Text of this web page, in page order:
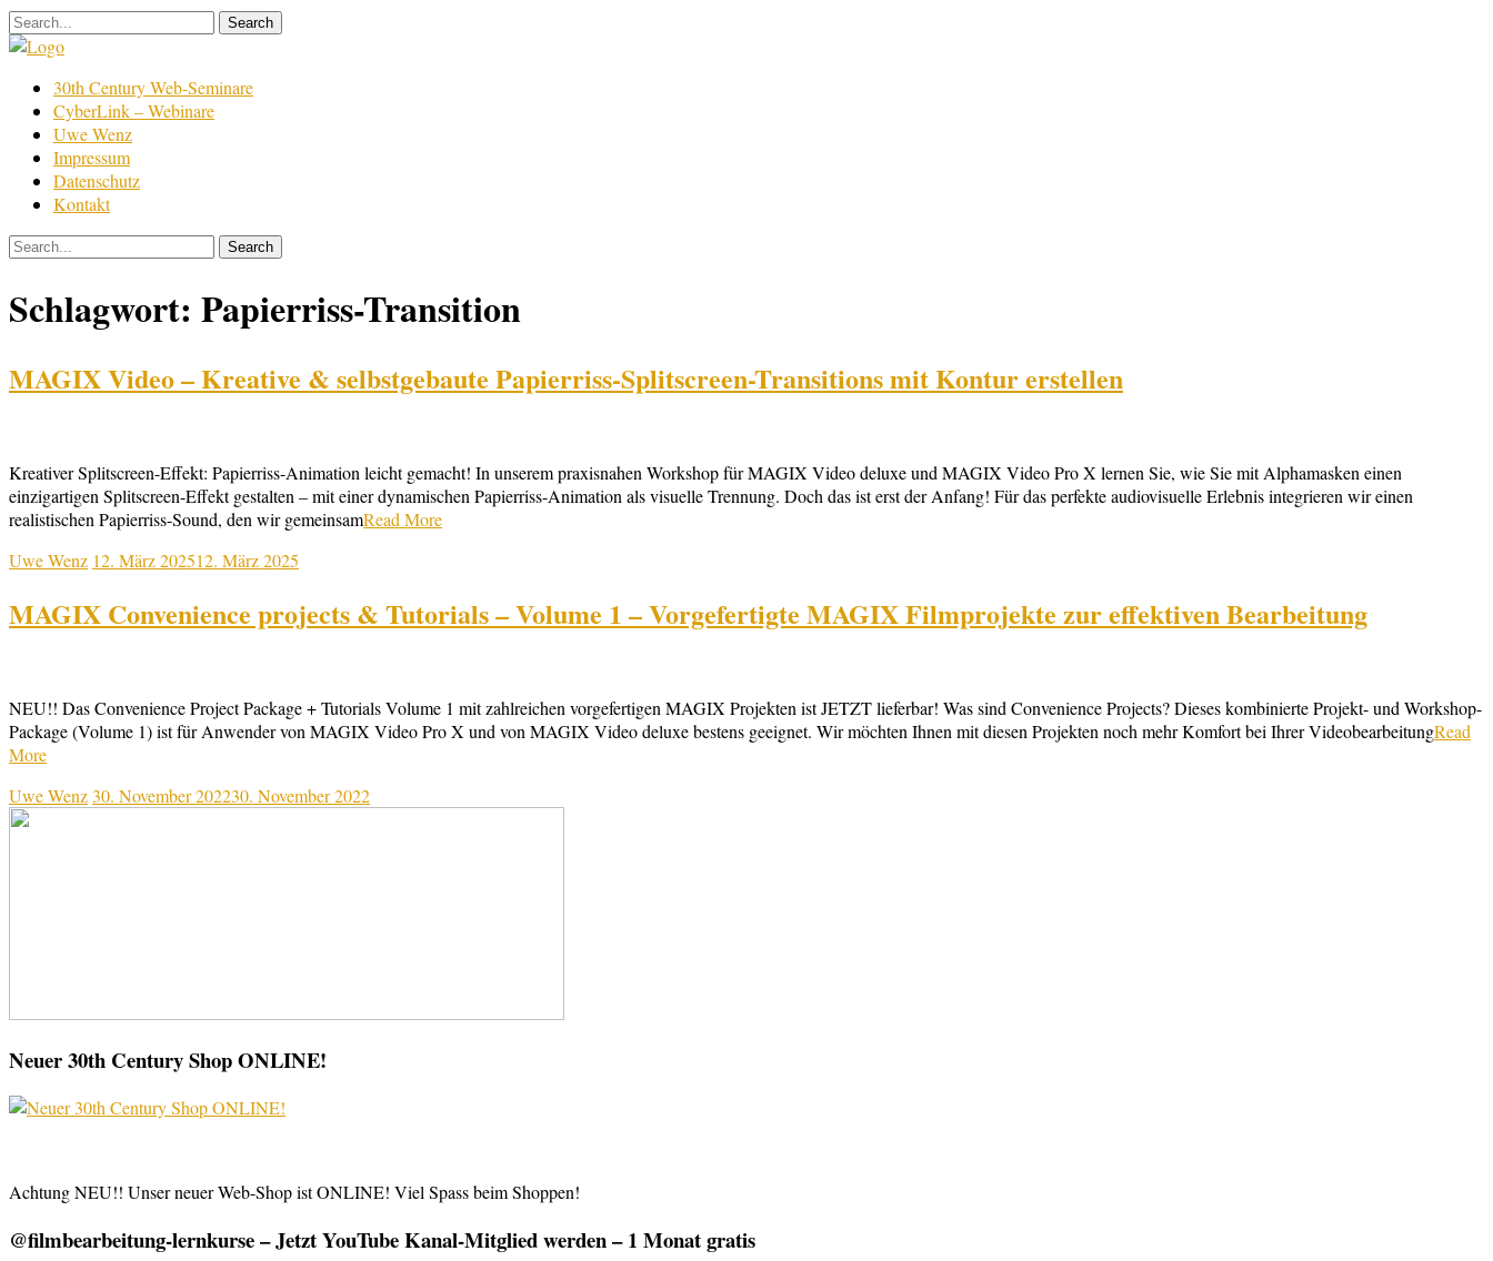
Skip
to
Film
Bearbeitung
30th Century Web-Seminare
CyberLink – Webinare
Uwe Wenz
Impressum
Datenschutz
Kontakt
Schlagwort: Papierriss-Transition
MAGIX Video – Kreative & selbstgebaute Papierriss-Splitscreen-Transitions mit Kontur erstellen
Kreativer Splitscreen-Effekt: Papierriss-Animation leicht gemacht! In unserem praxisnahen Workshop für MAGIX Video deluxe und MAGIX Video Pro X lernen Sie, wie Sie mit Alphamasken einen
einzigartigen Splitscreen-Effekt gestalten – mit einer dynamischen Papierriss-Animation als visuelle Trennung. Doch das ist erst der Anfang! Für das perfekte audiovisuelle Erlebnis integrieren wir einen
realistischen Papierriss-Sound, den wir gemeinsamRead More
Uwe Wenz 12. März 202512. März 2025
MAGIX Convenience projects & Tutorials – Volume 1 – Vorgefertigte MAGIX Filmprojekte zur effektiven Bearbeitung
NEU!! Das Convenience Project Package + Tutorials Volume 1 mit zahlreichen vorgefertigen MAGIX Projekten ist JETZT lieferbar! Was sind Convenience Projects? Dieses kombinierte Projekt- und Workshop-
Package (Volume 1) ist für Anwender von MAGIX Video Pro X und von MAGIX Video deluxe bestens geeignet. Wir möchten Ihnen mit diesen Projekten noch mehr Komfort bei Ihrer VideobearbeitungRead
More
Uwe Wenz30. November 202230. November 2022
Neuer 30th Century Shop ONLINE!
Achtung NEU!! Unser neuer Web-Shop ist ONLINE! Viel Spass beim Shoppen!
@filmbearbeitung-lernkurse – Jetzt YouTube Kanal-Mitglied werden – 1 Monat gratis